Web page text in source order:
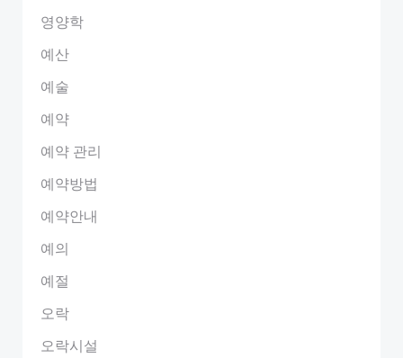
영양학
예산
예술
예약
예약 관리
예약방법
예약안내
예의
예절
오락
오락시설